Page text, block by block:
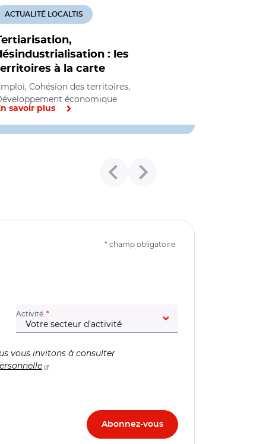
: les
à la carte
ACTUALITÉ LOCALTIS
Cohésion des territoires,
économique
savoir plus
* champ obligatoire
Activité (champ obligatoire)
vous invitons à consulter